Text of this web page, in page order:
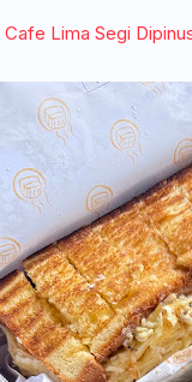
Cafe Lima Segi